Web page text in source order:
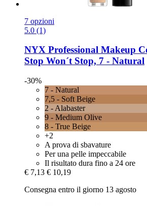
7 opzioni
5.0 (1)
NYX Professional Makeup
Stop Won´t Stop, 7 -​ Natural
-30%
7 - Natural
7,5 - Soft Beige
2 - Alabaster
9 - Medium Olive
8 - True Beige
+2
A prova di sbavature
Per una pelle impeccabile
Il risultato dura fino a 24 ore
€ 7,13 € 10,19
Consegna entro il giorno 13 agosto